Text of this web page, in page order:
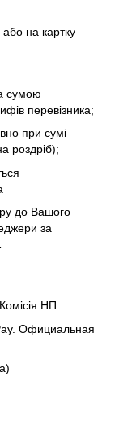
на картку
сумою
перевізника;
при сумі
роздріб);
до Вашого
за
Комісія НП.
Официальная